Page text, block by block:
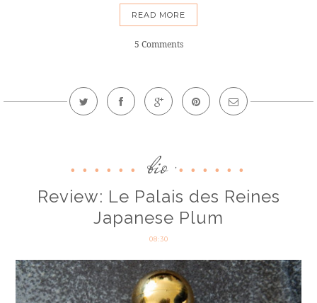
READ MORE
5 Comments
bio ,
Review: Le Palais des Reines
Japanese Plum
08:30